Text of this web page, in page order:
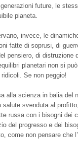
future, le
pianeta.
invece, le
fatte di soprusi, di
pensiero, di distruzione
planetari non si
Se non peggio!
alla scienza in balia del
salute svenduta al
russa con i bisogni dei
del progresso e dei
come non pensare che